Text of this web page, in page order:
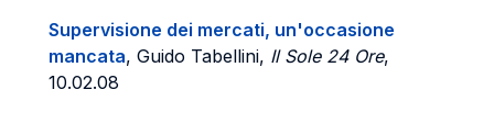
Supervisione dei mercati, un'occasione
mancata, Guido Tabellini, Il Sole 24 Ore,
10.02.08